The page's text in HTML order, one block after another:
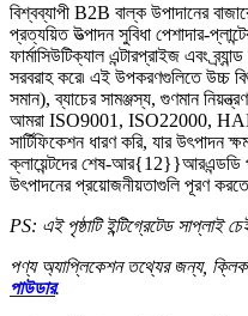
বিশ্বব্যাপী B2B বাল্ক উপাদানের
প্রত্যয়িত উত্পাদন সুবিধা পেশাদার-
ফার্মাসিউটিক্যাল এন্টারপ্রাইজ এবং
সরবরাহ করে৷ এই উপকরণগুলিতে উচ্চ
সমান), ব্যাচের সামঞ্জস্য, গুণমান
আমরা ISO9001, ISO22000,
সার্টিফিকেশন ধারণ করি, যার উৎপাদন
ক্লায়েন্টদের শেষ-আর{12}}আরএন্ডডি
উৎপাদনের প্রয়োজনীয়তাগুলি পূরণ
PS: এই পৃষ্ঠাটি ইন্টিগ্রেটেড সাপ্লাই
পণ্য অ্যাপ্লিকেশন তথ্যের জন্য,
পাউডার.